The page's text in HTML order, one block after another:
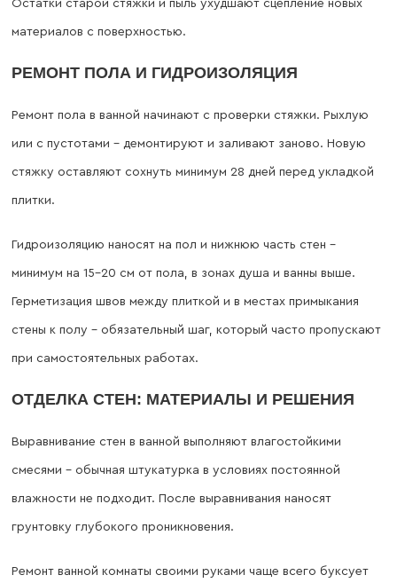
Остатки старой стяжки и пыль ухудшают сцепление новых
материалов с поверхностью.
РЕМОНТ ПОЛА И ГИДРОИЗОЛЯЦИЯ
Ремонт пола в ванной начинают с проверки стяжки. Рыхлую
или с пустотами – демонтируют и заливают заново. Новую
стяжку оставляют сохнуть минимум 28 дней перед укладкой
плитки.
Гидроизоляцию наносят на пол и нижнюю часть стен –
минимум на 15–20 см от пола, в зонах душа и ванны выше.
Герметизация швов между плиткой и в местах примыкания
стены к полу – обязательный шаг, который часто пропускают
при самостоятельных работах.
ОТДЕЛКА СТЕН: МАТЕРИАЛЫ И РЕШЕНИЯ
Выравнивание стен в ванной выполняют влагостойкими
смесями – обычная штукатурка в условиях постоянной
влажности не подходит. После выравнивания наносят
грунтовку глубокого проникновения.
Ремонт ванной комнаты своими руками чаще всего буксует